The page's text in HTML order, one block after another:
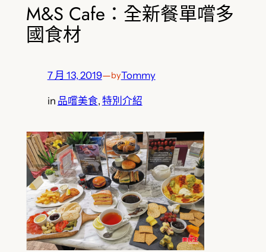
M&S Cafe：全新餐單嚐多
國食材
7 月 13, 2019—byTommy
in 品嚐美食, 特別介紹